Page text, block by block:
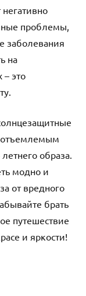
проблемы,
заболевания
на
– это
образа.
модно и
от вредного
брать
путешествие
и яркости!